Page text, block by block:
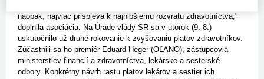
naopak, najviac prispieva k najhlbšiemu rozvratu zdravotníctva,"
doplnila asociácia. Na Úrade vlády SR sa v utorok (9. 8.)
uskutočnilo už druhé rokovanie k zvyšovaniu platov zdravotníkov.
Zúčastnili sa ho premiér Eduard Heger (OĽANO), zástupcovia
ministerstiev financií a zdravotníctva, lekárske a sesterské
odbory. Konkrétny návrh rastu platov lekárov a sestier ich